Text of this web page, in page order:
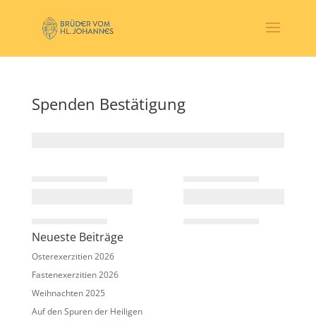
Spenden Bestätigung
Neueste Beiträge
Osterexerzitien 2026
Fastenexerzitien 2026
Weihnachten 2025
Auf den Spuren der Heiligen